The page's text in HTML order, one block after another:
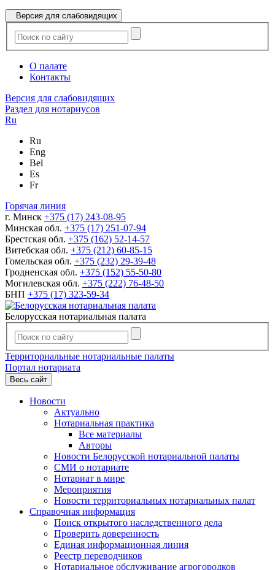
Версия для слабовидящих
О палате
Контакты
Версия для слабовидящих
Раздел для нотариусов
Ru
Ru
Eng
Bel
Es
Fr
Горячая линия
г. Минск +375 (17) 243-08-95
Минская обл. +375 (17) 251-07-94
Брестская обл. +375 (162) 52-14-57
Витебская обл. +375 (212) 60-85-15
Гомельская обл. +375 (232) 29-39-48
Гродненская обл. +375 (152) 55-50-80
Могилевская обл. +375 (222) 76-48-50
БНП +375 (17) 323-59-34
Белорусская нотариальная палата
Территориальные нотариальные палаты
Портал нотариата
Весь сайт
Новости
Актуально
Нотариальная практика
Все материалы
Авторы
Новости Белорусской нотариальной палаты
СМИ о нотариате
Нотариат в мире
Мероприятия
Новости территориальных нотариальных палат
Справочная информация
Поиск открытого наследственного дела
Проверить доверенность
Единая информационная линия
Реестр переводчиков
Нотариальное обслуживание агрогородков